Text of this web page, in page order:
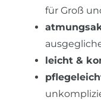
für Groß
leicht &